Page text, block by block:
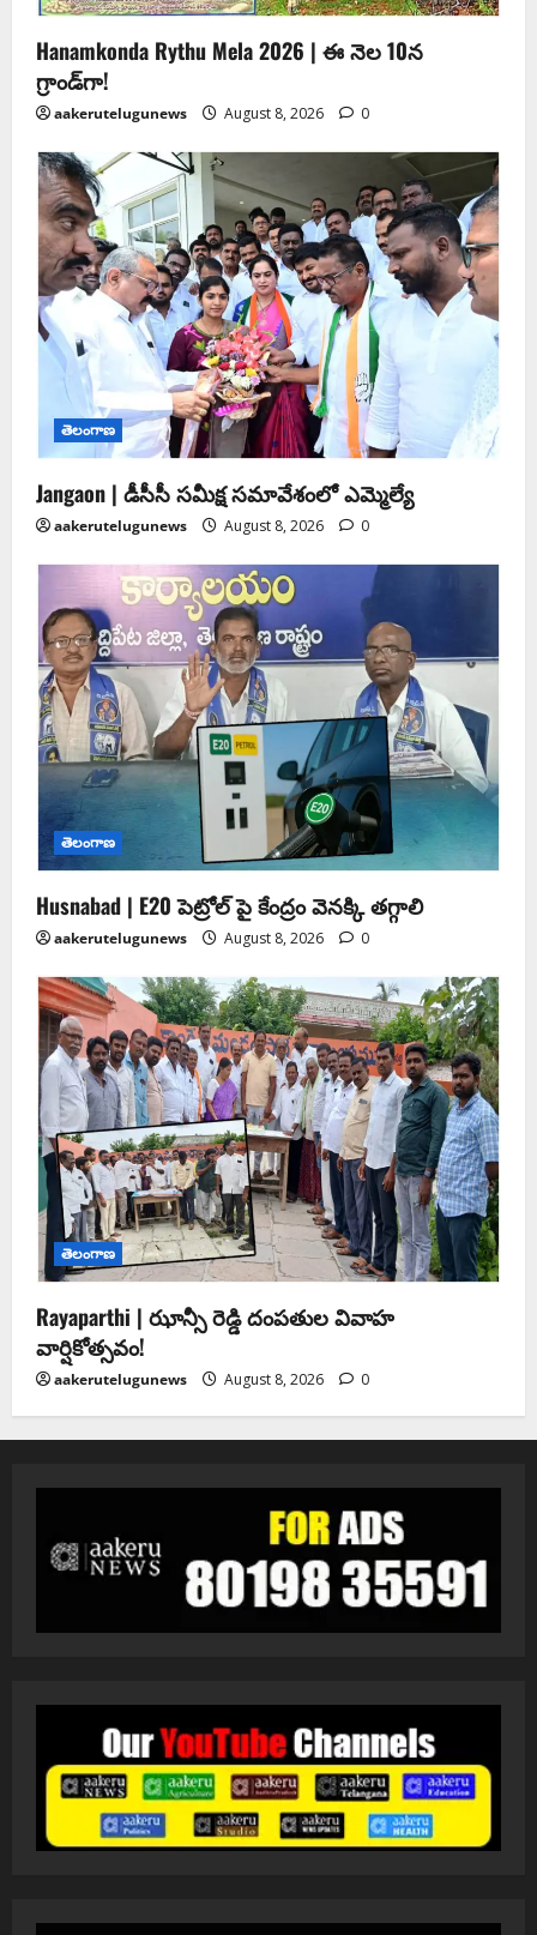
Hanamkonda Rythu Mela 2026 | ఈ నెల 10న
గ్రాండ్‌గా!
aakerutelugunews August 8, 2026 0
తెలంగాణ
Jangaon | డీసీసీ సమీక్ష సమావేశంలో ఎమ్మెల్యే
aakerutelugunews August 8, 2026 0
తెలంగాణ
Husnabad | E20 పెట్రోల్ పై కేంద్రం వెనక్కి తగ్గాలి
aakerutelugunews August 8, 2026 0
తెలంగాణ
Rayaparthi | ఝాన్సీ రెడ్డి దంపతుల వివాహ
వార్షికోత్సవం!
aakerutelugunews August 8, 2026 0